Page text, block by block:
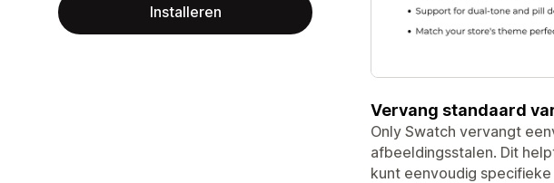
Installeren
Vervang standaard
Only Swatch vervangt
afbeeldingsstalen. Dit
kunt eenvoudig